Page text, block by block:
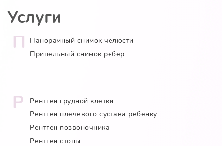
Услуги
П
Панорамный снимок челюсти
Прицельный снимок ребер
Р
Рентген грудной клетки
Рентген плечевого сустава ребенку
Рентген позвоночника
Рентген стопы